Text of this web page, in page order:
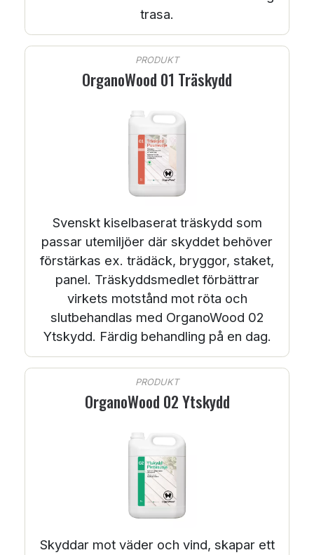
trasa.
PRODUKT
OrganoWood 01 Träskydd
Svenskt kiselbaserat träskydd som
passar utemiljöer där skyddet behöver
förstärkas ex. trädäck, bryggor, staket,
panel. Träskyddsmedlet förbättrar
virkets motstånd mot röta och
slutbehandlas med OrganoWood 02
Ytskydd. Färdig behandling på en dag.
PRODUKT
OrganoWood 02 Ytskydd
Skyddar mot väder och vind, skapar ett